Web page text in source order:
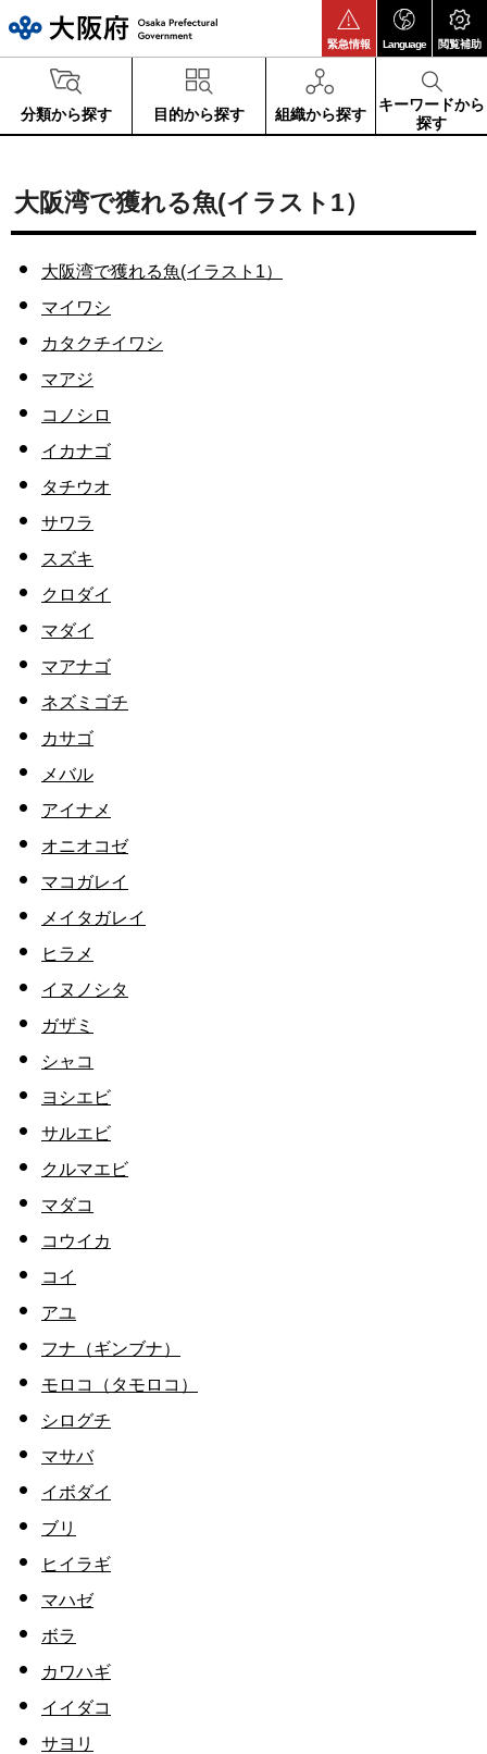
緊急情報 Language 閲覧補助
分類から探す 目的から探す 組織から探す
キーワードから
探す
大阪湾で獲れる魚(イラスト1）
大阪湾で獲れる魚(イラスト1）
マイワシ
カタクチイワシ
マアジ
コノシロ
イカナゴ
タチウオ
サワラ
スズキ
クロダイ
マダイ
マアナゴ
ネズミゴチ
カサゴ
メバル
アイナメ
オニオコゼ
マコガレイ
メイタガレイ
ヒラメ
イヌノシタ
ガザミ
シャコ
ヨシエビ
サルエビ
クルマエビ
マダコ
コウイカ
コイ
アユ
フナ（ギンブナ）
モロコ（タモロコ）
シログチ
マサバ
イボダイ
ブリ
ヒイラギ
マハゼ
ボラ
カワハギ
イイダコ
サヨリ